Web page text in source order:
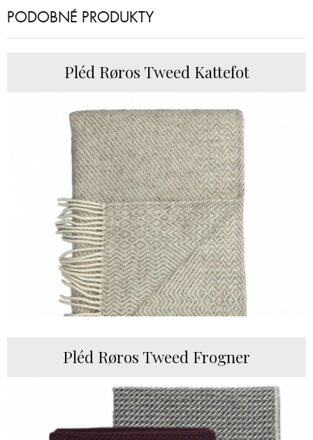
PODOBNÉ PRODUKTY
Pléd Røros Tweed Kattefot
Pléd Røros Tweed Frogner